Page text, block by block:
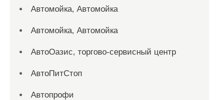
Автомойка, Автомойка
Автомойка, Автомойка
АвтоОазис, торгово-сервисный центр
АвтоПитСтоп
Автопрофи